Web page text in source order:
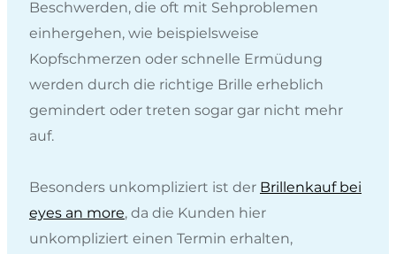
Beschwerden, die oft mit Sehproblemen
einhergehen, wie beispielsweise
Kopfschmerzen oder schnelle Ermüdung
werden durch die richtige Brille erheblich
gemindert oder treten sogar gar nicht mehr
auf.
Besonders unkompliziert ist der Brillenkauf bei
eyes an more, da die Kunden hier
unkompliziert einen Termin erhalten,